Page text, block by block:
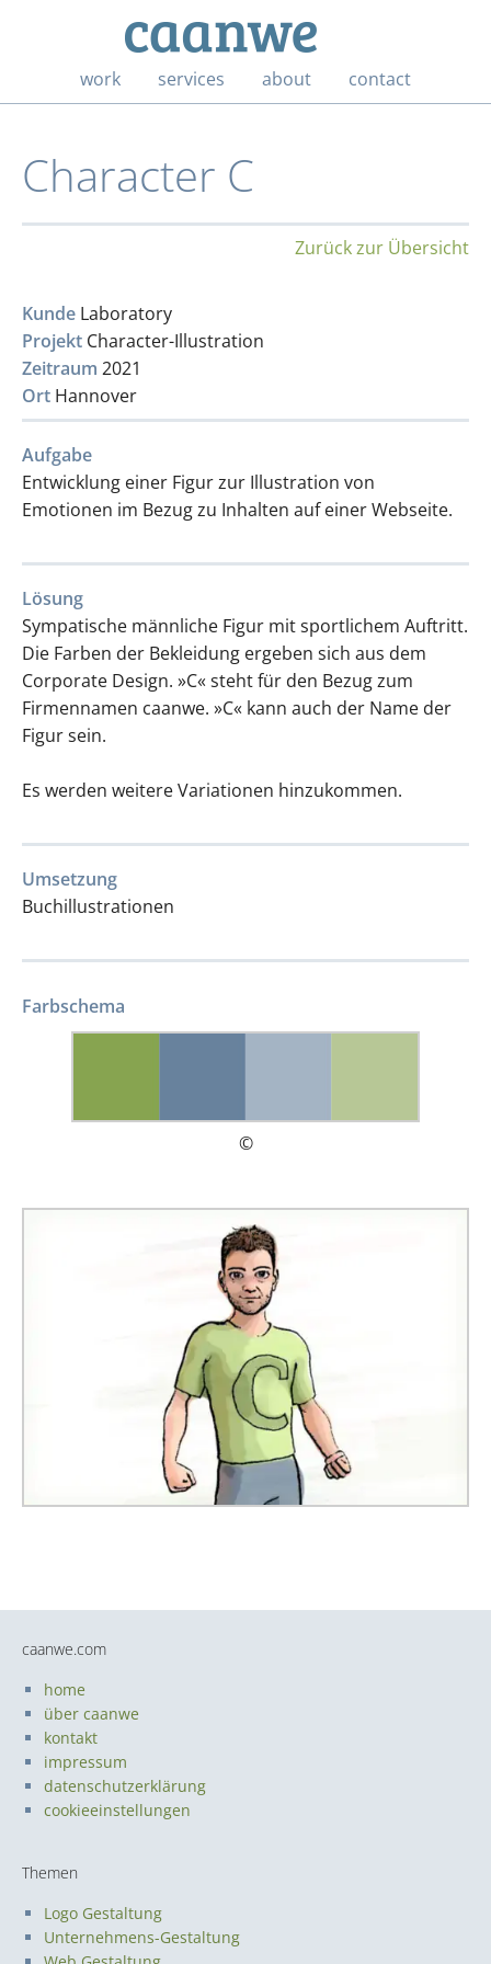
work services about contact
Character C
Zurück zur Übersicht
Kunde Laboratory
Projekt Character-Illustration
Zeitraum 2021
Ort Hannover
Aufgabe
Entwicklung einer Figur zur Illustration von
Emotionen im Bezug zu Inhalten auf einer Webseite.
Lösung
Sympatische männliche Figur mit sportlichem Auftritt.
Die Farben der Bekleidung ergeben sich aus dem
Corporate Design. »C« steht für den Bezug zum
Firmennamen caanwe. »C« kann auch der Name der
Figur sein.
Es werden weitere Variationen hinzukommen.
Umsetzung
Buchillustrationen
Farbschema
©
caanwe.com
home
über caanwe
kontakt
impressum
datenschutzerklärung
cookieeinstellungen
Themen
Logo Gestaltung
Unternehmens-Gestaltung